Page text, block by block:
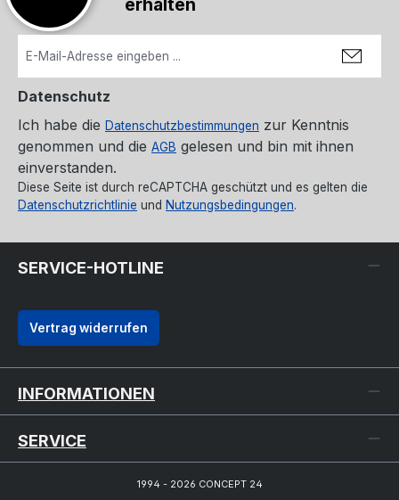
erhalten
Datenschutz
Ich habe die Datenschutzbestimmungen zur Kenntnis
genommen und die AGB gelesen und bin mit ihnen
einverstanden.
Diese Seite ist durch reCAPTCHA geschützt und es gelten die
Datenschutzrichtlinie und Nutzungsbedingungen.
SERVICE-HOTLINE
Vertrag widerrufen
INFORMATIONEN
SERVICE
1994 - 2026 CONCEPT 24